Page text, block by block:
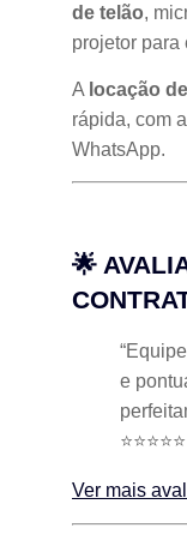
de telão,
projetor para
A locação
rápida, com
WhatsApp.
🌟
e
⭐⭐⭐⭐⭐
Ver mais